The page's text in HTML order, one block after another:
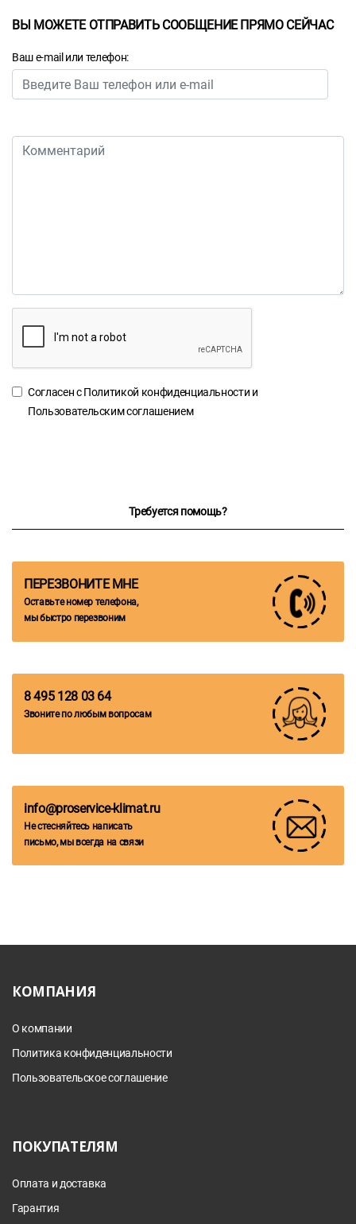
ВЫ МОЖЕТЕ ОТПРАВИТЬ СООБЩЕНИЕ ПРЯМО СЕЙЧАС
Ваш e-mail или телефон:
Согласен сПолитикой конфиденциальности и
Пользовательским соглашением
Требуется помощь?
ПЕРЕЗВОНИТЕ МНЕ
Оставьте номер телефона,
мы быстро перезвоним
8 495 128 03 64
Звоните по любым вопросам
info@proservice-klimat.ru
Не стесняйтесь написать
письмо, мы всегда на связи
КОМПАНИЯ
О компании
Политика конфиденциальности
Пользовательское соглашение
ПОКУПАТЕЛЯМ
Оплата и доставка
Гарантия